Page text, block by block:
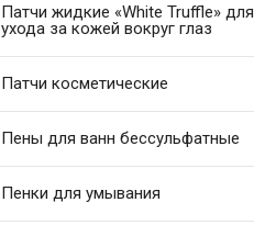
Патчи жидкие «White Truffle» для
ухода за кожей вокруг глаз
Патчи косметические
Пены для ванн бессульфатные
Пенки для умывания